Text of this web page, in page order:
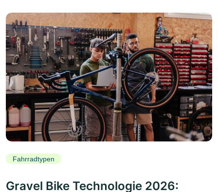
Fahrradtypen
Gravel Bike Technologie 2026: